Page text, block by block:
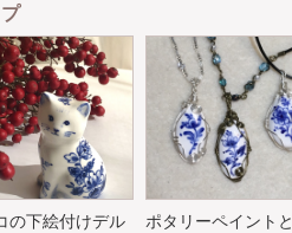
の下絵付けデル
ポタリーペイント